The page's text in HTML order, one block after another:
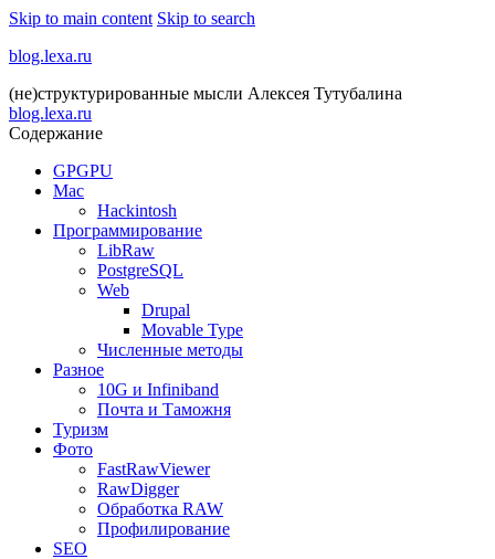
Skip to main content Skip to search
blog.lexa.ru
(не)структурированные мысли Алексея Тутубалина
blog.lexa.ru
Содержание
GPGPU
Mac
Hackintosh
Программирование
LibRaw
PostgreSQL
Web
Drupal
Movable Type
Численные методы
Разное
10G и Infiniband
Почта и Таможня
Туризм
Фото
FastRawViewer
RawDigger
Обработка RAW
Профилирование
SEO